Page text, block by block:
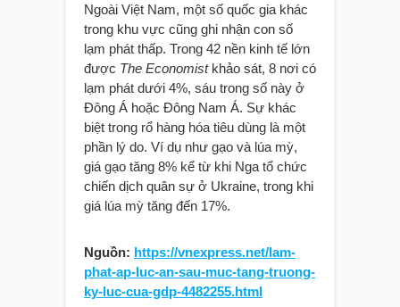
Ngoài Việt Nam, một số quốc gia khác
trong khu vực cũng ghi nhận con số
lạm phát thấp. Trong 42 nền kinh tế lớn
được The Economist khảo sát, 8 nơi có
lạm phát dưới 4%, sáu trong số này ở
Đông Á hoặc Đông Nam Á. Sự khác
biệt trong rổ hàng hóa tiêu dùng là một
phần lý do. Ví dụ như gạo và lúa mỳ,
giá gạo tăng 8% kể từ khi Nga tổ chức
chiến dịch quân sự ở Ukraine, trong khi
giá lúa mỳ tăng đến 17%.
Nguồn: https://vnexpress.net/lam-
phat-ap-luc-an-sau-muc-tang-truong-
ky-luc-cua-gdp-4482255.html